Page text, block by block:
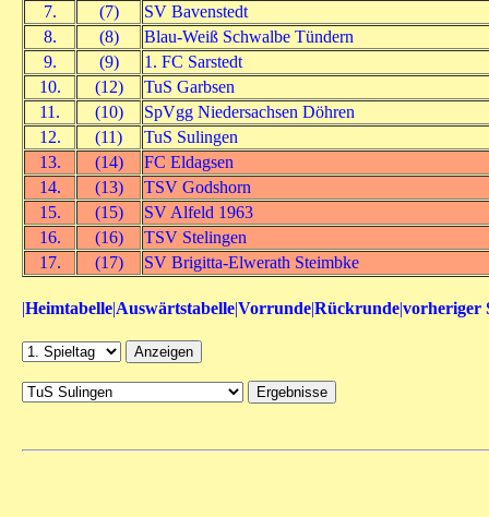
7.
(7)
SV Bavenstedt
8.
(8)
Blau-Weiß Schwalbe Tündern
9.
(9)
1. FC Sarstedt
10.
(12)
TuS Garbsen
11.
(10)
SpVgg Niedersachsen Döhren
12.
(11)
TuS Sulingen
13.
(14)
FC Eldagsen
14.
(13)
TSV Godshorn
15.
(15)
SV Alfeld 1963
16.
(16)
TSV Stelingen
17.
(17) SV Brigitta-Elwerath Steimbke
|Heimtabelle|Auswärtstabelle|Vorrunde|Rückrunde|vorheriger